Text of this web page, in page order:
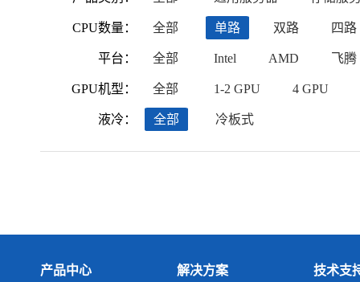
CPU数量：
平台：
GPU机型：
液冷：
全部 单路 双路 四路
全部 Intel AMD 飞腾
全部 1-2 GPU 4 GPU
全部 冷板式
产品中心 解决方案 技术支